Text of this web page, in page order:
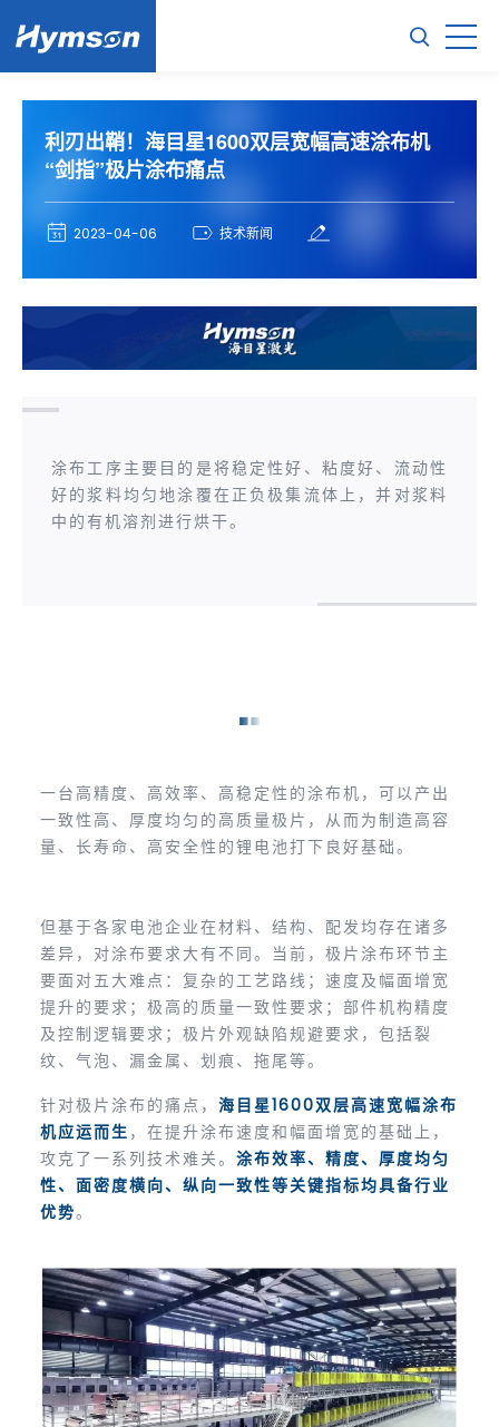
利刃出鞘！海目星1600双层宽幅高速涂布机
“剑指”极片涂布痛点
2023-04-06 技术新闻
涂布工序主要目的是将稳定性好、粘度好、流动性
好的浆料均匀地涂覆在正负极集流体上，并对浆料
中的有机溶剂进行烘干。
一台高精度、高效率、高稳定性的涂布机，可以产出
一致性高、厚度均匀的高质量极片，从而为制造高容
量、长寿命、高安全性的锂电池打下良好基础。
但基于各家电池企业在材料、结构、配发均存在诸多
差异，对涂布要求大有不同。当前，极片涂布环节主
要面对五大难点：复杂的工艺路线；速度及幅面增宽
提升的要求；极高的质量一致性要求；部件机构精度
及控制逻辑要求；极片外观缺陷规避要求，包括裂
纹、气泡、漏金属、划痕、拖尾等。
针对极片涂布的痛点， 海目星1600双层高速宽幅涂布
机应运而生 ，在提升涂布速度和幅面增宽的基础上，
攻克了一系列技术难关。 涂布效率、精度、厚度均匀
性、面密度横向、纵向一致性等关键指标均具备行业
优势。